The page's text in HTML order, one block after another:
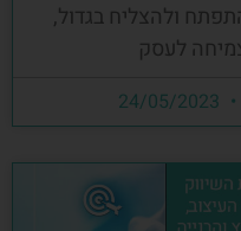
ולהצליח בגדול,
לעסק